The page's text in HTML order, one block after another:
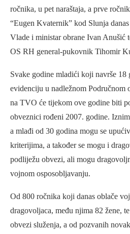
ročnika, u pet naraštaja, a prve
“Eugen Kvaternik” kod Slunja
Vlade i ministar obrane Ivan Anušić
OS RH general-pukovnik Tihomir
Svake godine mladići koji navrše 18
evidenciju u nadležnom Područnom
na TVO će tijekom ove godine biti
obveznici rođeni 2007. godine.
a mlađi od 30 godina mogu se
kriterijima, a također se mogu i
podliježu obvezi, ali mogu
vojnom osposobljavanju.
Od 800 ročnika koji danas oblače
dragovoljaca, među njima 82 žene,
obvezi služenja, a od pozvanih